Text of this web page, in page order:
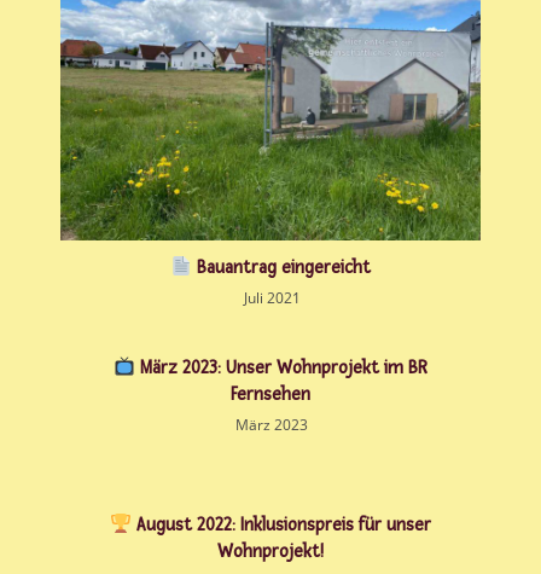
Bauantrag eingereicht
1. Juli 2021
März 2023: Unser Wohnprojekt im BR
Fernsehen
1. März 2023
August 2022: Inklusionspreis für unser
Wohnprojekt!